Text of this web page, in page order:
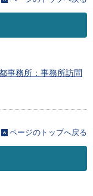
事務所：事務所訪問
ページのトップへ戻る